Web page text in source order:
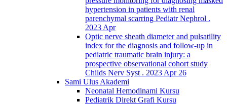
hypertension in patients with renal
parenchymal scarring Pediatr Nephrol .
2023 Apr
Optic nerve sheath diameter and pulsatility
index for the diagnosis and follow-up in
pediatric traumatic brain injury: a
prospective observational cohort study
Childs Nerv Syst . 2023 Apr 26
Sami Ulus Akademi
Neonatal Hemodinami Kursu
Pediatrik Direkt Grafi Kursu